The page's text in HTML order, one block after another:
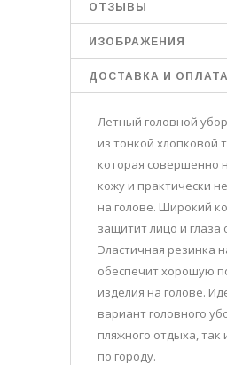
ОТЗЫВЫ
ИЗОБРАЖЕНИЯ
ДОСТАВКА И ОПЛАТА
Летный головной
из тонкой хлопковой
которая совершенно
кожу и практически
на голове. Широкий
защитит лицо и глаза
Эластичная резинка
обеспечит хорошую
изделия на голове.
вариант головного
пляжного отдыха, так
по городу.